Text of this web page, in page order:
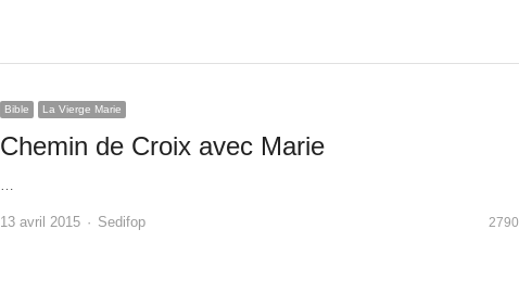
Bible La Vierge Marie
Chemin de Croix avec Marie
…
13 avril 2015 Author
Sedifop 2790